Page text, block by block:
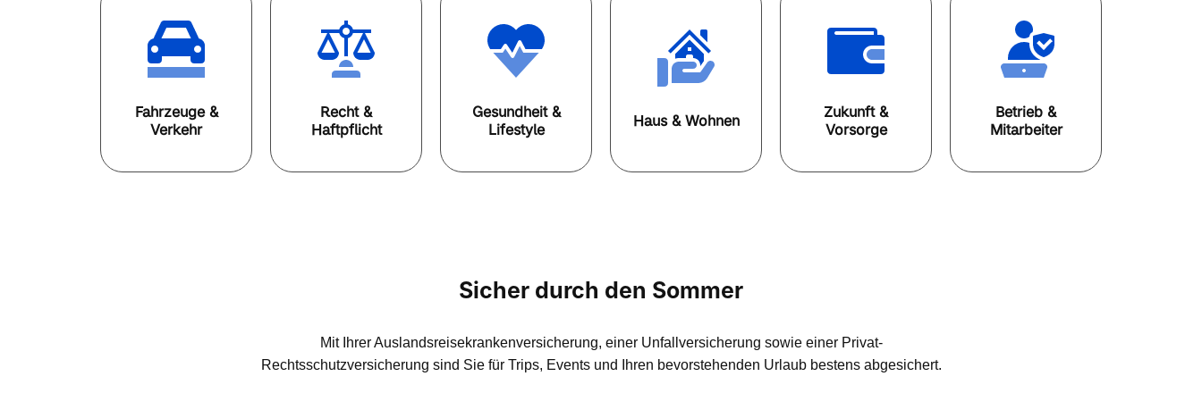
Fahrzeuge &
Verkehr
Recht &
Haftpflicht
Gesundheit &
Lifestyle
Haus & Wohnen
Zukunft &
Vorsorge
Betrieb &
Mitarbeiter
Sicher durch den Sommer
Mit Ihrer Auslandsreisekrankenversicherung, einer Unfallversicherung sowie einer Privat-
Rechtsschutzversicherung sind Sie für Trips, Events und Ihren bevorstehenden Urlaub bestens abgesichert.